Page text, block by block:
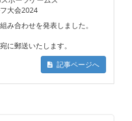
大会2024
み合わせを発表しました。
に郵送いたします。
記事ページへ